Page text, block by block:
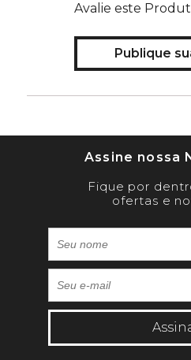
Avalie este
Publique
Assine nossa
Fique por
ofertas e